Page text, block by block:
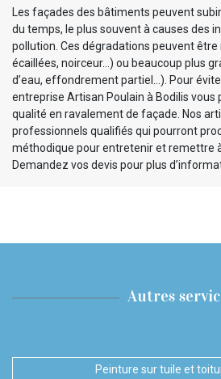
Les façades des bâtiments peuvent
du temps, le plus souvent à causes des
pollution. Ces dégradations peuvent
écaillées, noirceur…) ou beaucoup plus
d’eau, effondrement partiel…). Pour
entreprise Artisan Poulain à Bodilis vous
qualité en ravalement de façade. Nos
professionnels qualifiés qui pourront
méthodique pour entretenir et remettre
Demandez vos devis pour plus
Autres
Peinture sur tuile et